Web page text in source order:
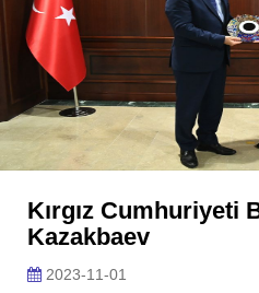
Kırgız Cumhuriyeti
Kazakbaev
2023-11-01